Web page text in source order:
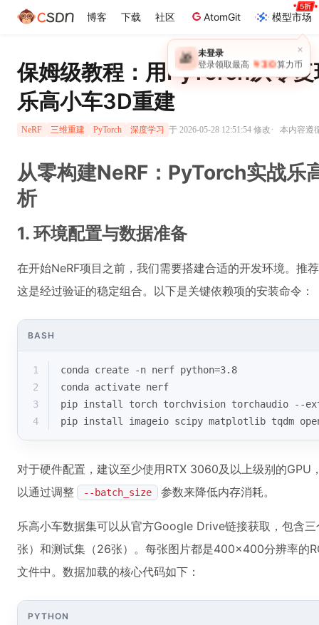
博客 下载 社区 AtomGit 模型市场
×
🎁 未登录
登录领取最高 ￥30 算力币
保姆级教程：用PyTorch从零
乐高小车3D重建
NeRF 三维重建 PyTorch 深度学习 于 2026-05-28 12:51:54 修改· 本内容遵
从零构建NeRF：PyTorch实战乐
析
1. 环境配置与数据准备
在开始NeRF项目之前，我们需要搭建合适的开发环境。推
这是经过验证的稳定组合。以下是关键依赖项的安装命令：
BASH
1
conda create -n nerf python=3.8
2
conda activate nerf
3
pip install torch torchvision torchaudio --
4
pip install imageio scipy matplotlib tqdm
对于硬件配置，建议至少使用RTX 3060及以上级别的GPU
以通过调整
--batch_size 参数来降低内存消耗。
乐高小车数据集可以从官方Google Drive链接获取，包含
张）和测试集（26张）。每张图片都是400×400分辨率的
文件中。数据加载的核心代码如下：
PYTHON